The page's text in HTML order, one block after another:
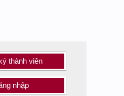
thành viên
nhập